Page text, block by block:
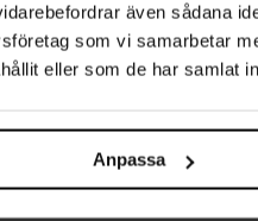
även sådana
som vi samarbetar
eller som de har samlat
Anpassa